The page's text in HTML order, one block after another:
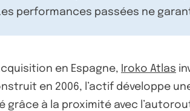
performances passées ne
en Espagne, Iroko Atlas
en 2006, l’actif développe
grâce à la proximité avec